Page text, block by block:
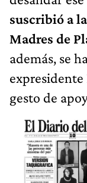
suscribió a
Madres de
además, se
expresidente
gesto de